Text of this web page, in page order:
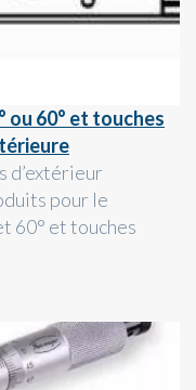
60° et touches
d’extérieur
pour le
60° et touches